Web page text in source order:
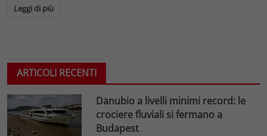
Leggi di più
ARTICOLI RECENTI
Danubio a livelli minimi record: le
crociere fluviali si fermano a
Budapest